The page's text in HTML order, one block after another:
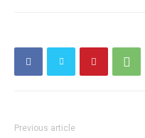
Previous article